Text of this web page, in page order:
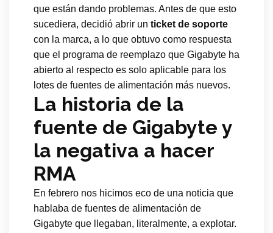
que están dando problemas. Antes de que esto
sucediera, decidió abrir un ticket de soporte
con la marca, a lo que obtuvo como respuesta
que el programa de reemplazo que Gigabyte ha
abierto al respecto es solo aplicable para los
lotes de fuentes de alimentación más nuevos.
La historia de la
fuente de Gigabyte y
la negativa a hacer
RMA
En febrero nos hicimos eco de una noticia que
hablaba de fuentes de alimentación de
Gigabyte que llegaban, literalmente, a explotar.